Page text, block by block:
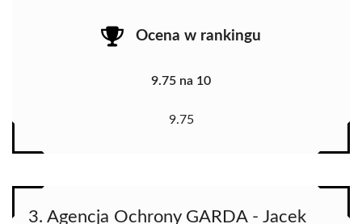
Ocena w rankingu
9.75 na 10
9.75
3. Agencja Ochrony GARDA - Jacek